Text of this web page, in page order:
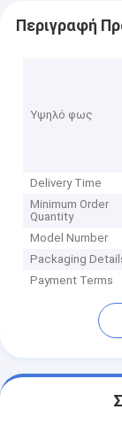
Περιγραφή
Υψηλό φως
Delivery Time
Minimum Order
Quantity
Model Number
Packaging
Payment Terms